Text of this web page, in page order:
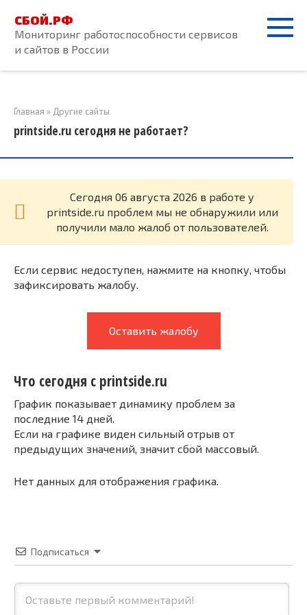
контенту
СБОЙ.РФ
Мониторинг работоспособности сервисов
и сайтов в России
Главная » Другие сайты
printside.ru сегодня не работает?
Cегодня 06 августа 2026 в работе у
printside.ru проблем мы не обнаружили или
получили мало жалоб от пользователей.
Если сервис недоступен, нажмите на кнопку, чтобы
зафиксировать жалобу.
Оставить жалобу
Что сегодня с printside.ru
График показывает динамику проблем за
последние 14 дней.
Если на графике виден сильный отрыв от
предыдущих значений, значит сбой массовый.
Нет данных для отображения графика.
Подписаться